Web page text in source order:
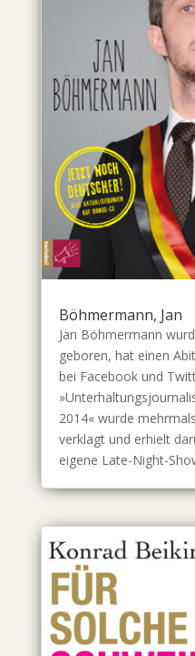
Böhmermann, Jan
Jan Böhmermann
geboren, hat einen
bei Facebook und
2014« wurde
verklagt und erhielt
eigene Late-Night-